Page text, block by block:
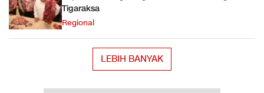
Tigaraksa
Regional
LEBIH BANYAK